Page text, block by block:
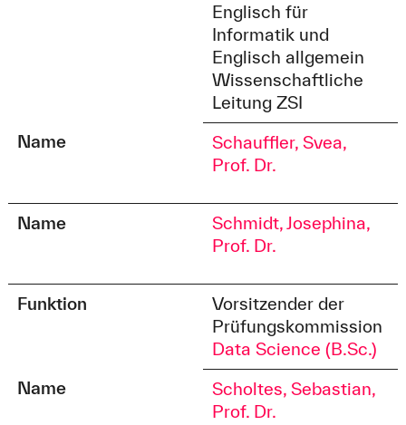
Englisch für
Informatik und
Englisch allgemein
Wissenschaftliche
Leitung ZSI
Name
Schauffler, Svea,
Prof. Dr.
Name
Schmidt, Josephina,
Prof. Dr.
Funktion
Vorsitzender der
Prüfungskommission
Data Science (B.Sc.)
Name
Scholtes, Sebastian,
Prof. Dr.